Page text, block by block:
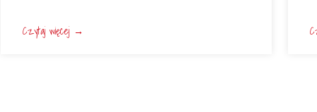
Czytaj więcej →